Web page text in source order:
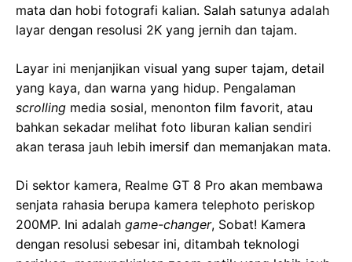
mata dan hobi fotografi kalian. Salah satunya adalah
layar dengan resolusi 2K yang jernih dan tajam.
Layar ini menjanjikan visual yang super tajam, detail
yang kaya, dan warna yang hidup. Pengalaman
scrolling media sosial, menonton film favorit, atau
bahkan sekadar melihat foto liburan kalian sendiri
akan terasa jauh lebih imersif dan memanjakan mata.
Di sektor kamera, Realme GT 8 Pro akan membawa
senjata rahasia berupa kamera telephoto periskop
200MP. Ini adalah game-changer, Sobat! Kamera
dengan resolusi sebesar ini, ditambah teknologi